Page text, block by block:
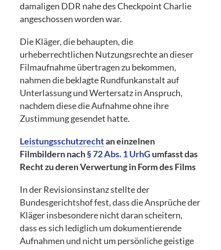
damaligen DDR nahe des Checkpoint Charlie
angeschossen worden war.
Die Kläger, die behaupten, die
urheberrechtlichen Nutzungsrechte an dieser
Filmaufnahme übertragen zu bekommen,
nahmen die beklagte Rundfunkanstalt auf
Unterlassung und Wertersatz in Anspruch,
nachdem diese die Aufnahme ohne ihre
Zustimmung gesendet hatte.
Leistungsschutzrechtan einzelnen
Filmbildern nach§ 72 Abs. 1 UrhG umfasst das
Recht zu deren Verwertung in Form des Films
In der Revisionsinstanz stellte der
Bundesgerichtshof fest, dass die Ansprüche der
Kläger insbesondere nicht daran scheitern,
dass es sich lediglich um dokumentierende
Aufnahmen und nicht um persönliche geistige